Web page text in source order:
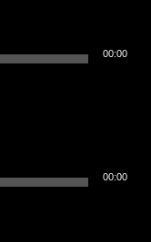
00:00
00:00